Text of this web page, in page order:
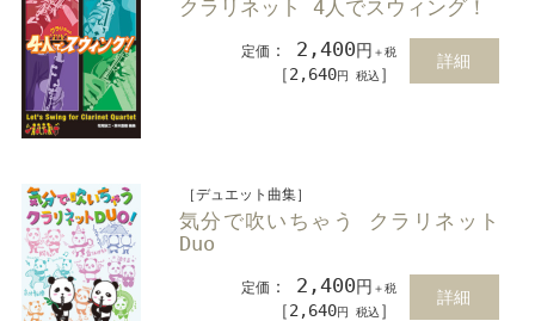
クラリネット 4人でスウィング！
定価 ： 2,400円 ＋税
［2,640円 税込 ］
詳細
［デュエット曲集］
気分で吹いちゃう クラリネット
Duo
定価 ： 2,400円 ＋税
［2,640円 税込 ］
詳細